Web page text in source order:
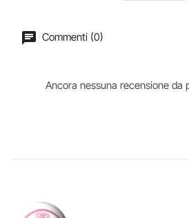
Commenti (0)
Ancora nessuna recensione da